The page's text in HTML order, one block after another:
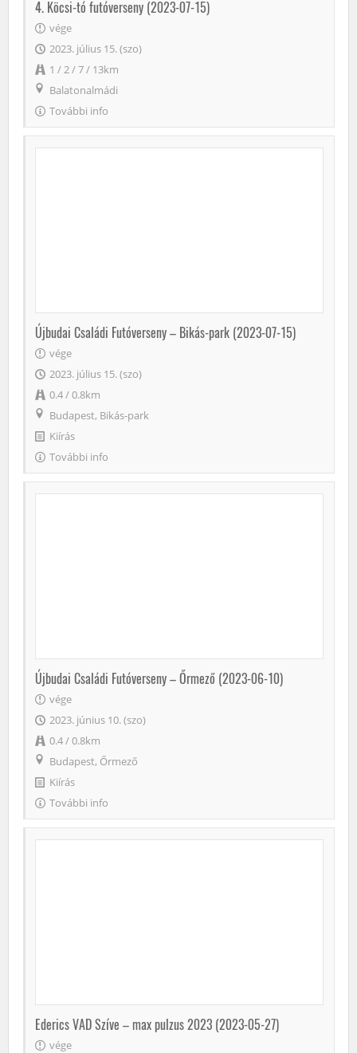
4. Köcsi-tó futóverseny (2023-07-15)
vége
2023. július 15. (szo)
1 / 2 / 7 / 13km
Balatonalmádi
További info
Újbudai Családi Futóverseny – Bikás-park (2023-07-15)
vége
2023. július 15. (szo)
0.4 / 0.8km
Budapest, Bikás-park
Kiírás
További info
Újbudai Családi Futóverseny – Őrmező (2023-06-10)
vége
2023. június 10. (szo)
0.4 / 0.8km
Budapest, Őrmező
Kiírás
További info
Ederics VAD Szíve – max pulzus 2023 (2023-05-27)
vége